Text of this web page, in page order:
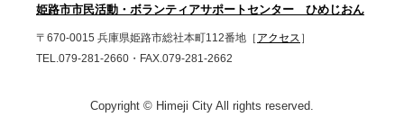
姫路市市民活動・ボランティアサポートセンター ひめじおん
〒670-0015 兵庫県姫路市総社本町112番地［ アクセス ］
TEL.079-281-2660・FAX.079-281-2662
Copyright © Himeji City All rights reserved.